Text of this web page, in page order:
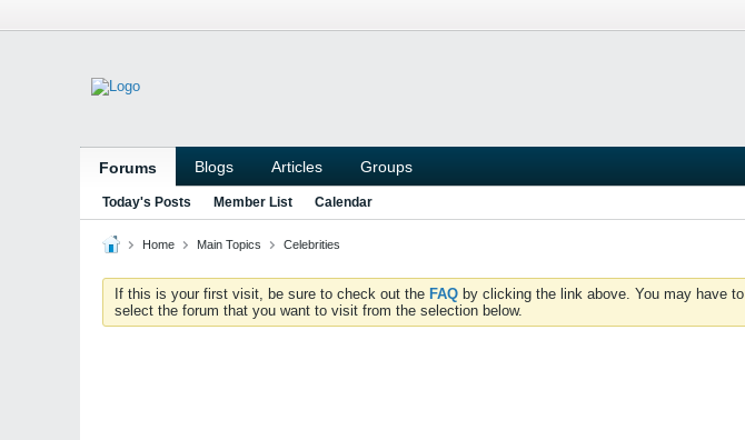
Forums Blogs Articles Groups
Today's Posts Member List Calendar
Home Main Topics Celebrities
If this is your first visit, be sure to check out the FAQ by clicking the link above. You may have to
select the forum that you want to visit from the selection below.